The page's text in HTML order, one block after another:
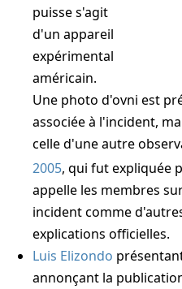
puisse s'agit
d'un appareil
expérimental
américain.
Une photo d'ovni est
associée à l'incident,
celle d'une autre
2005, qui fut expliquée
appelle les membres
incident comme
explications officielles.
Luis Elizondo
annonçant la